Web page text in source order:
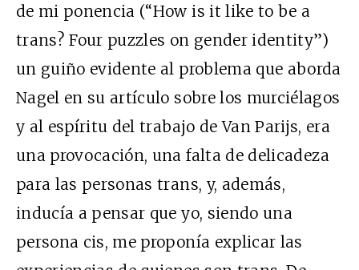
de mi ponencia (“How is it like to be a
trans? Four puzzles on gender identity”)
un guiño evidente al problema que aborda
Nagel en su artículo sobre los murciélagos
y al espíritu del trabajo de Van Parijs, era
una provocación, una falta de delicadeza
para las personas trans, y, además,
inducía a pensar que yo, siendo una
persona cis, me proponía explicar las